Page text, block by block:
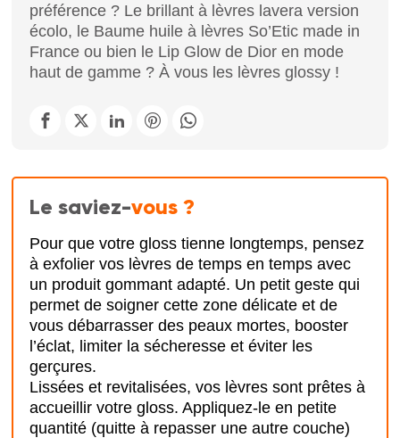
préférence ? Le brillant à lèvres lavera version
écolo, le Baume huile à lèvres So’Etic made in
France ou bien le Lip Glow de Dior en mode
haut de gamme ? À vous les lèvres glossy !
Le saviez-vous ?
Pour que votre gloss tienne longtemps, pensez
à exfolier vos lèvres de temps en temps avec
un produit gommant adapté. Un petit geste qui
permet de soigner cette zone délicate et de
vous débarrasser des peaux mortes, booster
l’éclat, limiter la sécheresse et éviter les
gerçures.
Lissées et revitalisées, vos lèvres sont prêtes à
accueillir votre gloss. Appliquez-le en petite
quantité (quitte à repasser une autre couche)